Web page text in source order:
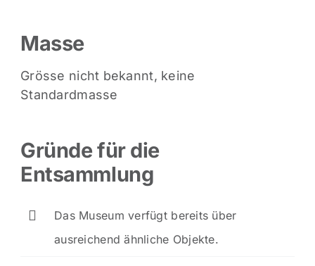
Masse
Grösse nicht bekannt, keine
Standardmasse
Gründe für die
Entsammlung
Das Museum verfügt bereits über
ausreichend ähnliche Objekte.